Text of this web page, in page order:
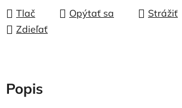
Tlač Opýtať sa
Strážiť
Zdieľať
Popis